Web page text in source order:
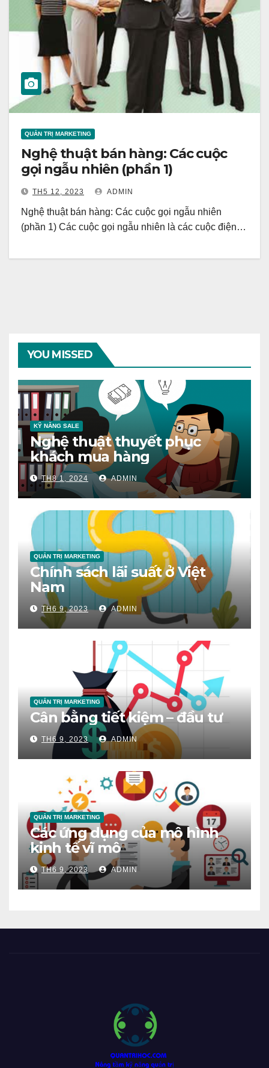
QUẢN TRỊ MARKETING
Nghệ thuật bán hàng: Các cuộc
gọi ngẫu nhiên (phần 1)
TH5 12, 2023 ADMIN
Nghệ thuật bán hàng: Các cuộc gọi ngẫu nhiên
(phần 1) Các cuộc gọi ngẫu nhiên là các cuộc điện…
YOU MISSED
KỸ NĂNG SALE
Nghệ thuật thuyết phục
khách mua hàng
TH8 1, 2024 ADMIN
QUẢN TRỊ MARKETING
Chính sách lãi suất ở Việt
Nam
TH6 9, 2023 ADMIN
QUẢN TRỊ MARKETING
Cân bằng tiết kiệm – đầu tư
TH6 9, 2023 ADMIN
QUẢN TRỊ MARKETING
Các ứng dụng của mô hình
kinh tế vĩ mô
TH6 9, 2023 ADMIN